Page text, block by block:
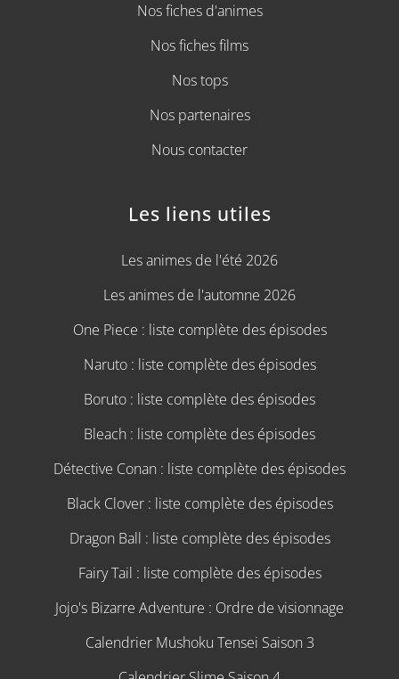
Nos fiches d'animes
Nos fiches films
Nos tops
Nos partenaires
Nous contacter
Les liens utiles
Les animes de l'été 2026
Les animes de l'automne 2026
One Piece : liste complète des épisodes
Naruto : liste complète des épisodes
Boruto : liste complète des épisodes
Bleach : liste complète des épisodes
Détective Conan : liste complète des épisodes
Black Clover : liste complète des épisodes
Dragon Ball : liste complète des épisodes
Fairy Tail : liste complète des épisodes
Jojo's Bizarre Adventure : Ordre de visionnage
Calendrier Mushoku Tensei Saison 3